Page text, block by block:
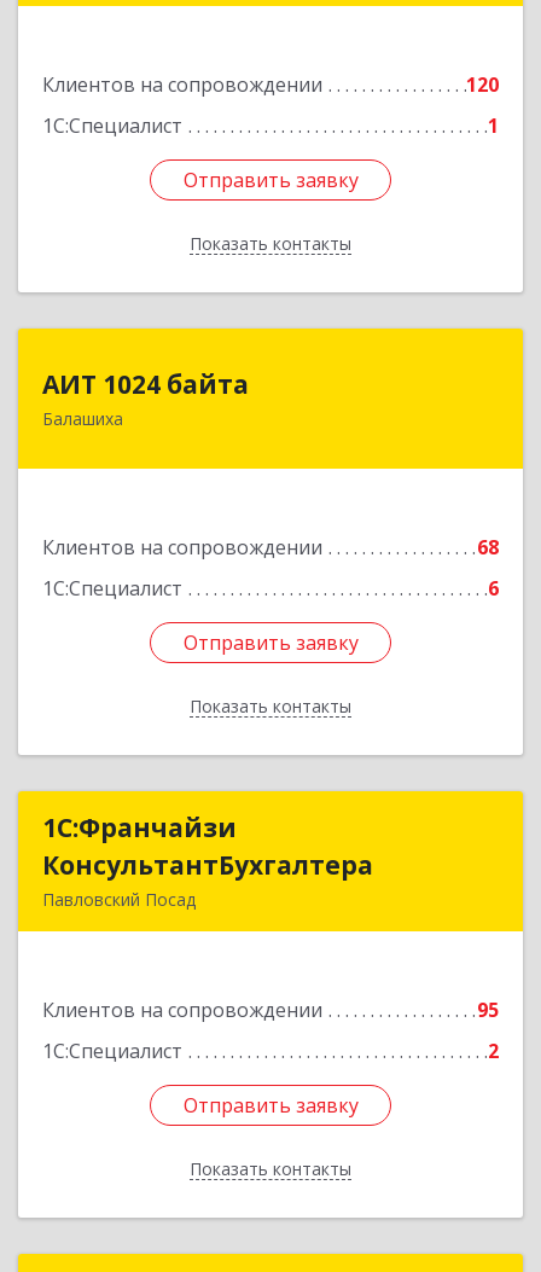
Клиентов на сопровождении
120
1С:Специалист
1
Отправить заявку
Показать контакты
Отправить заявку
Назад
АИТ 1024 байта
Балашиха
Клиентов на сопровождении
68
1С:Специалист
6
Отправить заявку
Показать контакты
143909, Московская обл, Балашиха г, Солнечная
Отправить заявку
Назад
1С:Франчайзи
КонсультантБухгалтера
Павловский Посад
Клиентов на сопровождении
95
1С:Специалист
2
Отправить заявку
Показать контакты
КонсультантБухгалтера
Подробнее
Отправить заявку
Назад